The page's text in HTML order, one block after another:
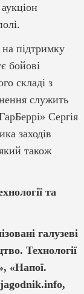
на підтримку
бойові
складі з
служить
Сергія
заходів
також
та
галузеві
Технології
«Напої.